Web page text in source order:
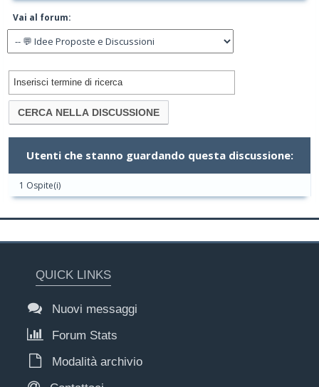
Vai al forum:
Utenti che stanno guardando questa discussione:
1 Ospite(i)
QUICK LINKS
Nuovi messaggi
Forum Stats
Modalità archivio